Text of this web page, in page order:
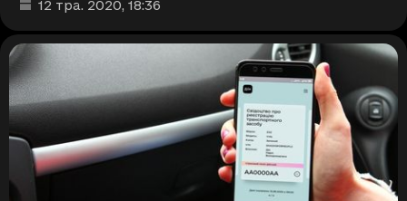
12 тра. 2020, 18:36